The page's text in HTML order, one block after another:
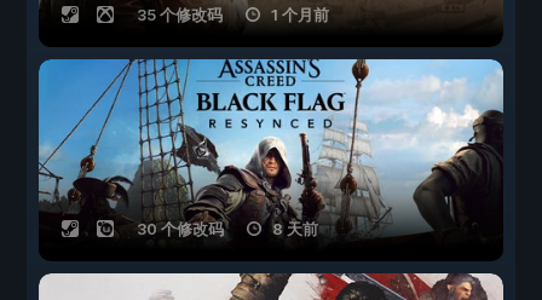
35 个修改码 1 个月前
30 个修改码 8 天前